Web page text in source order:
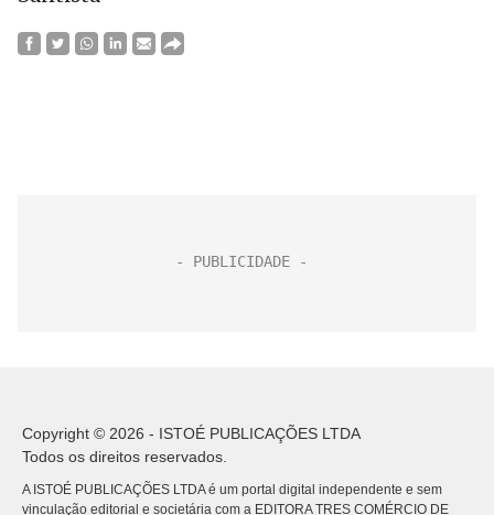
Copyright © 2026 - ISTOÉ PUBLICAÇÕES LTDA
Todos os direitos reservados.
A ISTOÉ PUBLICAÇÕES LTDA é um portal digital independente e sem
vinculação editorial e societária com a EDITORA TRES COMÉRCIO DE